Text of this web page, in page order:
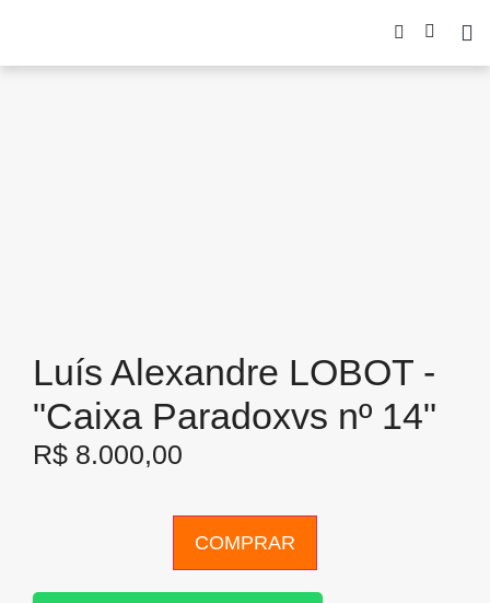
Luís Alexandre LOBOT -
"Caixa Paradoxvs nº 14"
R$ 8.000,00
COMPRAR